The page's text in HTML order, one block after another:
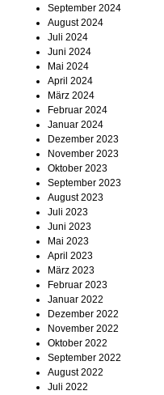
September 2024
August 2024
Juli 2024
Juni 2024
Mai 2024
April 2024
März 2024
Februar 2024
Januar 2024
Dezember 2023
November 2023
Oktober 2023
September 2023
August 2023
Juli 2023
Juni 2023
Mai 2023
April 2023
März 2023
Februar 2023
Januar 2022
Dezember 2022
November 2022
Oktober 2022
September 2022
August 2022
Juli 2022